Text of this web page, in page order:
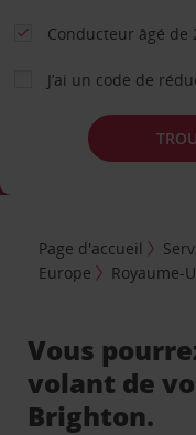
Conducteur âgé de
J’ai un code de
Page d'accueil
Europe
Royaume-
Vous
volant de
Brighton.